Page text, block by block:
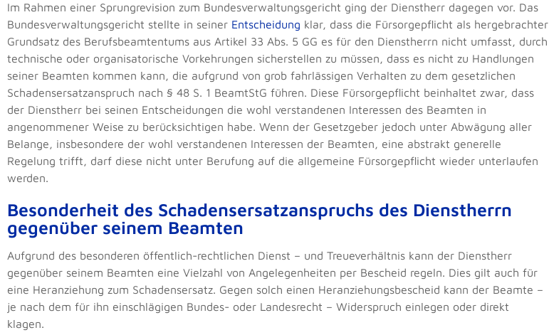
Im Rahmen einer Sprungrevision zum Bundesverwaltungsgericht ging der Dienstherr dagegen vor. Das
Bundesverwaltungsgericht stellte in seiner Entscheidung klar, dass die Fürsorgepflicht als hergebrachter
Grundsatz des Berufsbeamtentums aus Artikel 33 Abs. 5 GG es für den Dienstherrn nicht umfasst, durch
technische oder organisatorische Vorkehrungen sicherstellen zu müssen, dass es nicht zu Handlungen
seiner Beamten kommen kann, die aufgrund von grob fahrlässigen Verhalten zu dem gesetzlichen
Schadensersatzanspruch nach § 48 S. 1 BeamtStG führen. Diese Fürsorgepflicht beinhaltet zwar, dass
der Dienstherr bei seinen Entscheidungen die wohl verstandenen Interessen des Beamten in
angenommener Weise zu berücksichtigen habe. Wenn der Gesetzgeber jedoch unter Abwägung aller
Belange, insbesondere der wohl verstandenen Interessen der Beamten, eine abstrakt generelle
Regelung trifft, darf diese nicht unter Berufung auf die allgemeine Fürsorgepflicht wieder unterlaufen
werden.
Besonderheit des Schadensersatzanspruchs des Dienstherrn
gegenüber seinem Beamten
Aufgrund des besonderen öffentlich-rechtlichen Dienst – und Treueverhältnis kann der Dienstherr
gegenüber seinem Beamten eine Vielzahl von Angelegenheiten per Bescheid regeln. Dies gilt auch für
eine Heranziehung zum Schadensersatz. Gegen solch einen Heranziehungsbescheid kann der Beamte –
je nach dem für ihn einschlägigen Bundes- oder Landesrecht – Widerspruch einlegen oder direkt
klagen.